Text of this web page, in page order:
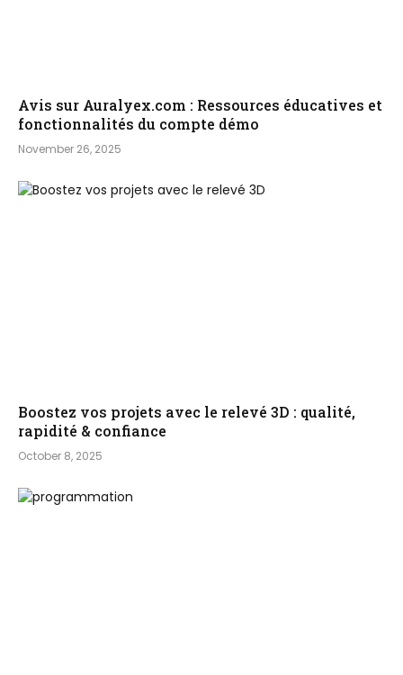
Avis sur Auralyex.com : Ressources éducatives et
fonctionnalités du compte démo
November 26, 2025
Boostez vos projets avec le relevé 3D : qualité,
rapidité & confiance
October 8, 2025